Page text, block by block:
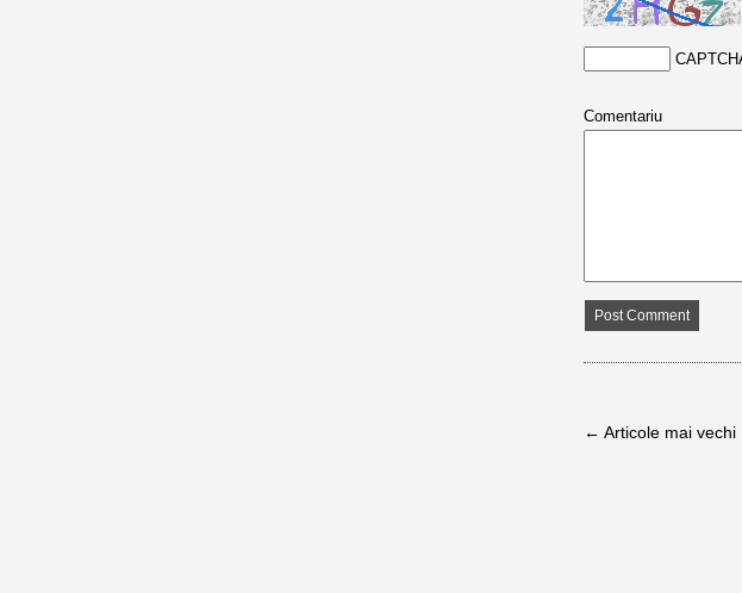
Comentariu
← Articole mai vechi